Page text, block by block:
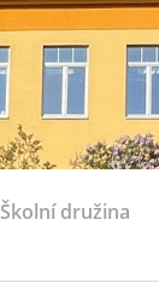
Školní družina